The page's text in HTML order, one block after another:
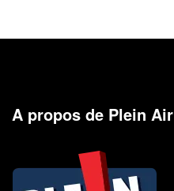
A propos de Plein Air